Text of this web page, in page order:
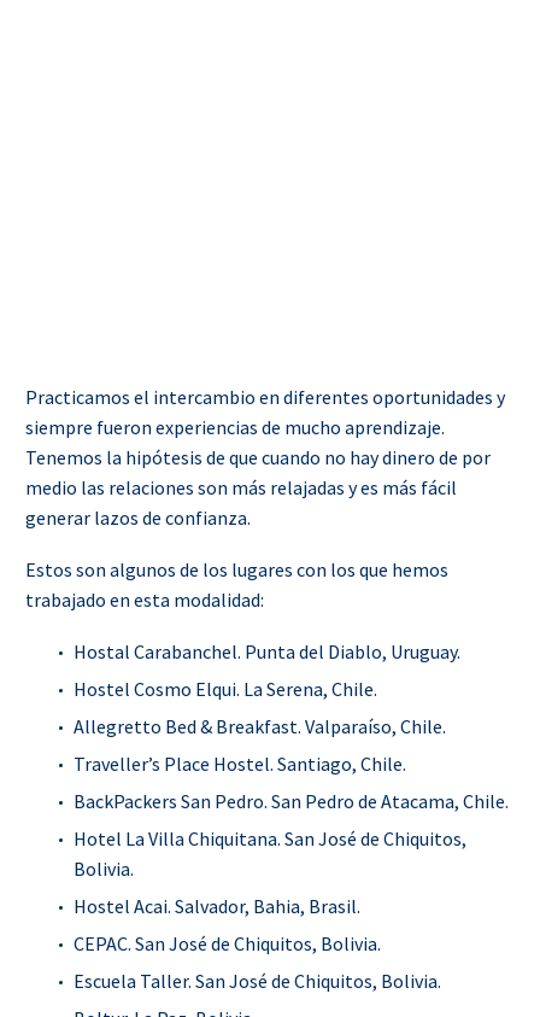
Practicamos el intercambio en diferentes oportunidades y
siempre fueron experiencias de mucho aprendizaje.
Tenemos la hipótesis de que cuando no hay dinero de por
medio las relaciones son más relajadas y es más fácil
generar lazos de confianza.
Estos son algunos de los lugares con los que hemos
trabajado en esta modalidad:
Hostal Carabanchel. Punta del Diablo, Uruguay.
Hostel Cosmo Elqui. La Serena, Chile.
Allegretto Bed & Breakfast. Valparaíso, Chile.
Traveller’s Place Hostel. Santiago, Chile.
BackPackers San Pedro. San Pedro de Atacama, Chile.
Hotel La Villa Chiquitana. San José de Chiquitos,
Bolivia.
Hostel Acai. Salvador, Bahia, Brasil.
CEPAC. San José de Chiquitos, Bolivia.
Escuela Taller. San José de Chiquitos, Bolivia.